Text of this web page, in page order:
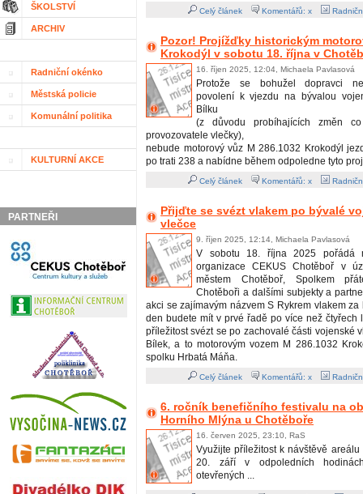
ŠKOLSTVÍ
ARCHIV
Radniční okénko
Městská policie
Komunální politika
KULTURNÍ AKCE
PARTNEŘI
Celý článek Komentářů: x
Pozor! Projížďky historickým
Krokodýl v sobotu 18. října v
16. říjen 2025, 12:04, Michaela Pavlasová
Protože se bohužel dopravci
povolení k vjezdu na bývalou
Bílku
(z důvodu probíhajících změn
provozovatele vlečky),
nebude motorový vůz M 286.1032 Krokodýl
po trati 238 a nabídne během odpoledne tyto
Celý článek Komentářů: x
Přijďte se svézt vlakem po bývalé
vlečce
9. říjen 2025, 12:14, Michaela Pavlasová
V sobotu 18. října 2025 pořádá
organizace CEKUS Chotěboř v
městem Chotěboř, Spolkem
Chotěboři a dalšími subjekty a
akci se zajímavým názvem S Rykrem vlakem za
den budete mít v prvé řadě po více než čtyřech
příležitost svézt se po zachovalé části vojenské
Bílek, a to motorovým vozem M 286.1032
spolku Hrbatá Máňa.
Celý článek Komentářů: x
6. ročník benefičního festivalu na
Horního Mlýna u Chotěboře
16. červen 2025, 23:10, RaS
Využijte příležitost k návštěvě
20. září v odpoledních
otevřených ...